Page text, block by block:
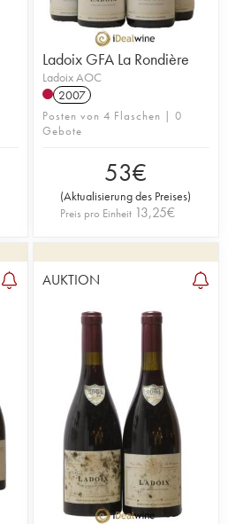
Ladoix GFA La Rondière
Ladoix AOC
2007
Posten von 4 Flaschen | 0
Gebote
53€
(Aktualisierung des Preises)
Preis pro Einheit 13,25€
AUKTION